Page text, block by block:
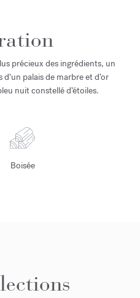
précieux des ingrédients, un
palais de marbre et d’or
nuit constellé d’étoiles.
Boisée